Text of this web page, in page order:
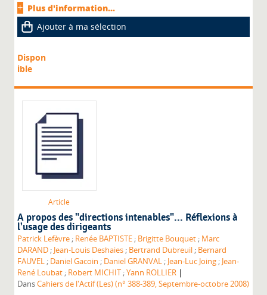
Plus d'information...
Ajouter à ma sélection
Dispon
ible
Article
A propos des "directions intenables"... Réflexions à
l'usage des dirigeants
Patrick Lefèvre ; Renée BAPTISTE ; Brigitte Bouquet ; Marc
DARAND ; Jean-Louis Deshaies ; Bertrand Dubreuil ; Bernard
FAUVEL ; Daniel Gacoin ; Daniel GRANVAL ; Jean-Luc Joing ; Jean-
René Loubat ; Robert MICHIT ;Yann ROLLIER |
DansCahiers de l'Actif (Les) (n° 388-389, Septembre-octobre 2008)